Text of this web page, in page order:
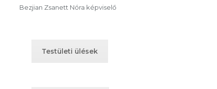
Bezjian Zsanett Nóra képviselő
Testületi ülések